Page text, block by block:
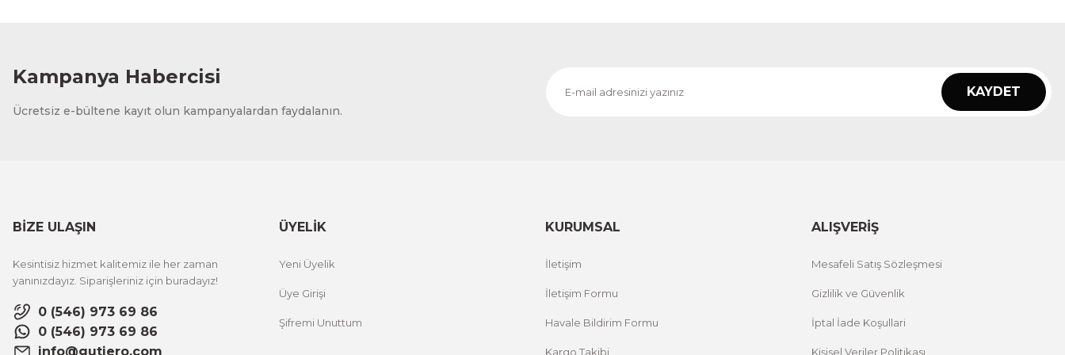
Kampanya Habercisi
Ücretsiz e-bültene kayıt olun kampanyalardan faydalanın.
KAYDET
BİZE ULAŞIN
Kesintisiz hizmet kalitemiz ile her zaman
yanınızdayız. Siparişleriniz için buradayız!
0 (546) 973 69 86
0 (546) 973 69 86
info@gutiero.com
ÜYELİK
Yeni Üyelik
Üye Girişi
Şifremi Unuttum
KURUMSAL
İletişim
İletişim Formu
Havale Bildirim Formu
Kargo Takibi
ALIŞVERİŞ
Mesafeli Satış Sözleşmesi
Gizlilik ve Güvenlik
İptal İade Koşullari
Kişisel Veriler Politikası